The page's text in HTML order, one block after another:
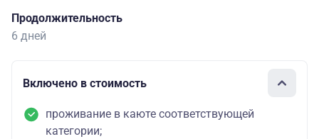
Продолжительность
6 дней
Включено в стоимость
проживание в каюте соответствующей
категории;